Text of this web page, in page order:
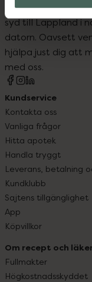
Kronans Apotek
syd till Lappland i
datorn. Oavsett
hjälpa just dig att
med oss.
Kundservice
Kontakta oss
Vanliga frågor
Hitta apotek
Handla tryggt
Leverans, betalning
Kundklubb
Sajtens tillgänglighet
App
Köpvillkor
Om recept och
Fullmakter
Högkostnadsskyddet